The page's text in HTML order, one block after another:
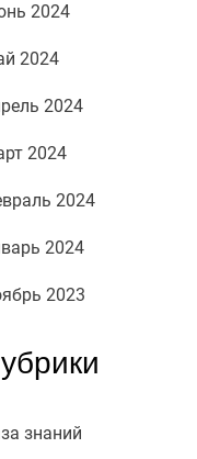
2024
2024
2024
2024
2024
2024
2023
знаний